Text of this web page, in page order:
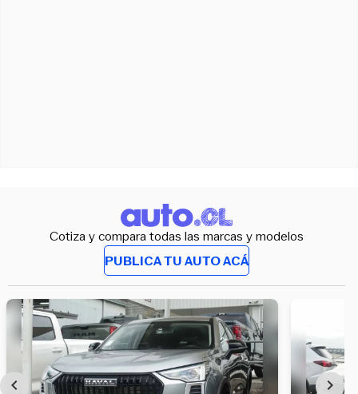
Cotiza y compara todas las marcas y modelos
PUBLICA TU AUTO ACÁ